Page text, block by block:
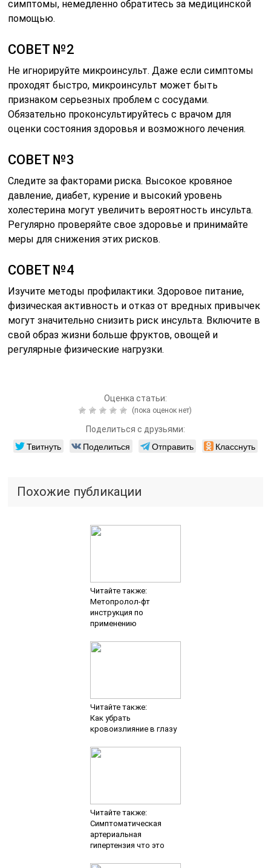
симптомы, немедленно обратитесь за медицинской
помощью.
СОВЕТ №2
Не игнорируйте микроинсульт. Даже если симптомы
проходят быстро, микроинсульт может быть
признаком серьезных проблем с сосудами.
Обязательно проконсультируйтесь с врачом для
оценки состояния здоровья и возможного лечения.
СОВЕТ №3
Следите за факторами риска. Высокое кровяное
давление, диабет, курение и высокий уровень
холестерина могут увеличить вероятность инсульта.
Регулярно проверяйте свое здоровье и принимайте
меры для снижения этих рисков.
СОВЕТ №4
Изучите методы профилактики. Здоровое питание,
физическая активность и отказ от вредных привычек
могут значительно снизить риск инсульта. Включите в
свой образ жизни больше фруктов, овощей и
регулярные физические нагрузки.
Оценка статьи:
(пока оценок нет)
Поделиться с друзьями:
Твитнуть Поделиться Отправить Класснуть
Похожие публикации
Читайте также:
Метопролол-фт
инструкция по
применению
Читайте также:
Как убрать
кровоизлияние в глазу
Читайте также:
Симптоматическая
артериальная
гипертензия что это